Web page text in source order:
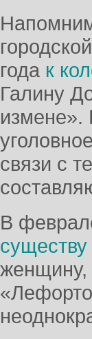
года к
Галину
измене».
связи с
В
существу
женщину,